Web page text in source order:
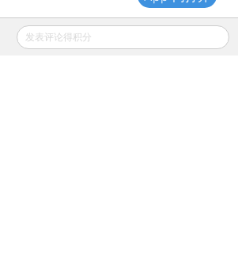
财新移动
发表评论得积分